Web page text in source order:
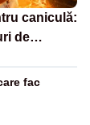
caniculă:
de
fac